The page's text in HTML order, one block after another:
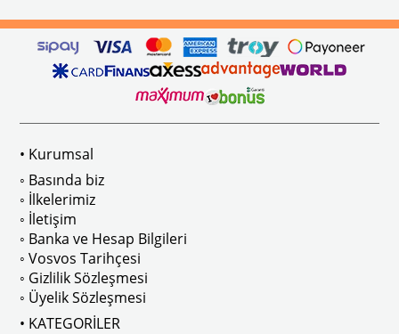
sürüş esnasında doğrudan gelen güneş ışığını keserek görüş
Ghia Modelleri İle Uyumludur
: AC711500 / 80500
VWC Parça No: 4-4126 1960-1967 Yılları Arasındaki T1
1968-1979 Yılları Arasındaki T2
• Kurumsal
◦ Basında biz
◦ İlkelerimiz
◦ İletişim
◦ Banka ve Hesap Bilgileri
◦ Vosvos Tarihçesi
◦ Gizlilik Sözleşmesi
◦ Üyelik Sözleşmesi
• KATEGORİLER